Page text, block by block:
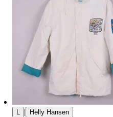
L | Helly Hansen